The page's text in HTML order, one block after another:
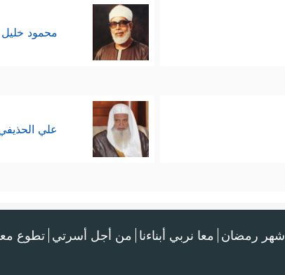
محمود
علي
شهر رمضان معا نربي أبناءنا من أجل أسرتي تطوع